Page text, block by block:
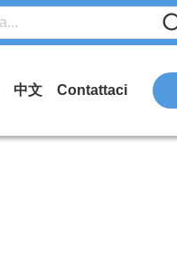
中文 Contattaci